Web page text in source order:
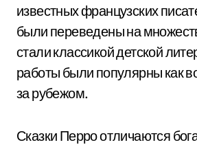
известных французских
были переведены на
стали классикой детской
работы были популярны как
за рубежом.
Сказки Перро отличаются